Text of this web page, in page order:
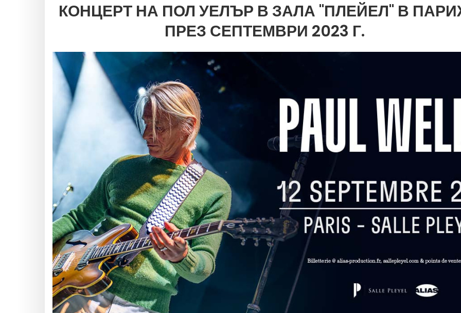
КОНЦЕРТ НА ПОЛ УЕЛЪР В ЗАЛА "ПЛЕЙЕЛ" В
ПРЕЗ СЕПТЕМВРИ 2023 Г.